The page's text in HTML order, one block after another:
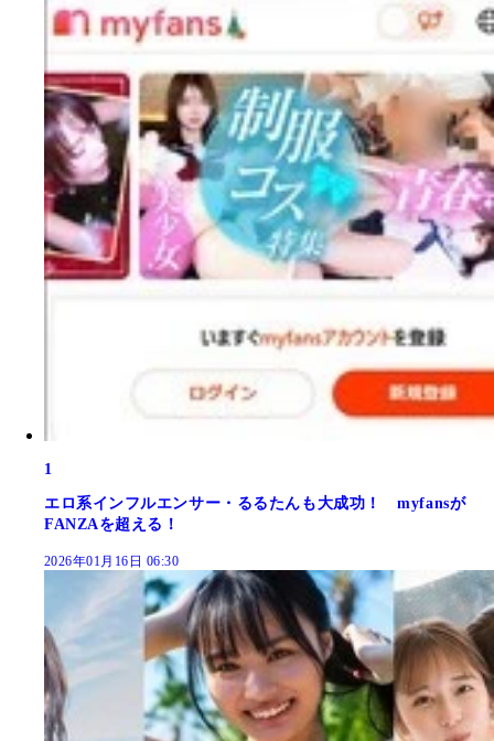
1
エロ系インフルエンサー・るるたんも大成功！ myfansが
FANZAを超える！
2026年01月16日 06:30